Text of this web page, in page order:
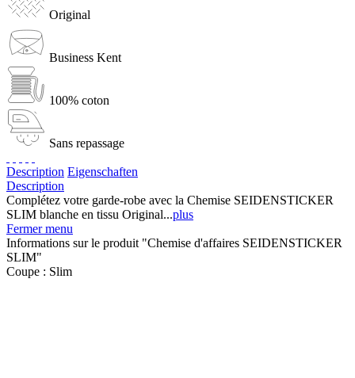
Original
Business Kent
100% coton
Sans repassage
Description Eigenschaften
Description
Complétez votre garde-robe avec la Chemise SEIDENSTICKER
SLIM blanche en tissu Original...plus
Fermer menu
Informations sur le produit "Chemise d'affaires SEIDENSTICKER
SLIM"
Coupe : Slim